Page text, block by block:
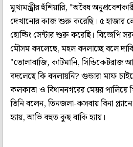
মুখ্যমন্ত্রীর হুঁশিয়ারি, "অবৈধ
দেখানোর কাজ শুরু করেছি। ৫ হাজার
হোল্ডিং সেন্টার শুরু করেছি। বিজেপি
মৌসম বদলেছে, মহল বদলাচ্ছে বলে
"তোলাবাজি, কাটমানি, সিন্ডিকেটরাজ
বদলেছে কি বদলায়নি? গুন্ডারা মাফ
কলকাতা ও বিধাননগরের মেয়র পালিয়ে
তিনি বলেন, তিনজলা-কসবায় বিনা
হ্যায়, আভি বহুত কুছ বাকি হ্যায়।